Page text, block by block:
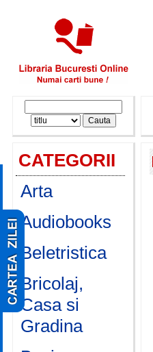
CATEGORII
Arta
Audiobooks
Beletristica
Bricolaj,
Casa si
Gradina